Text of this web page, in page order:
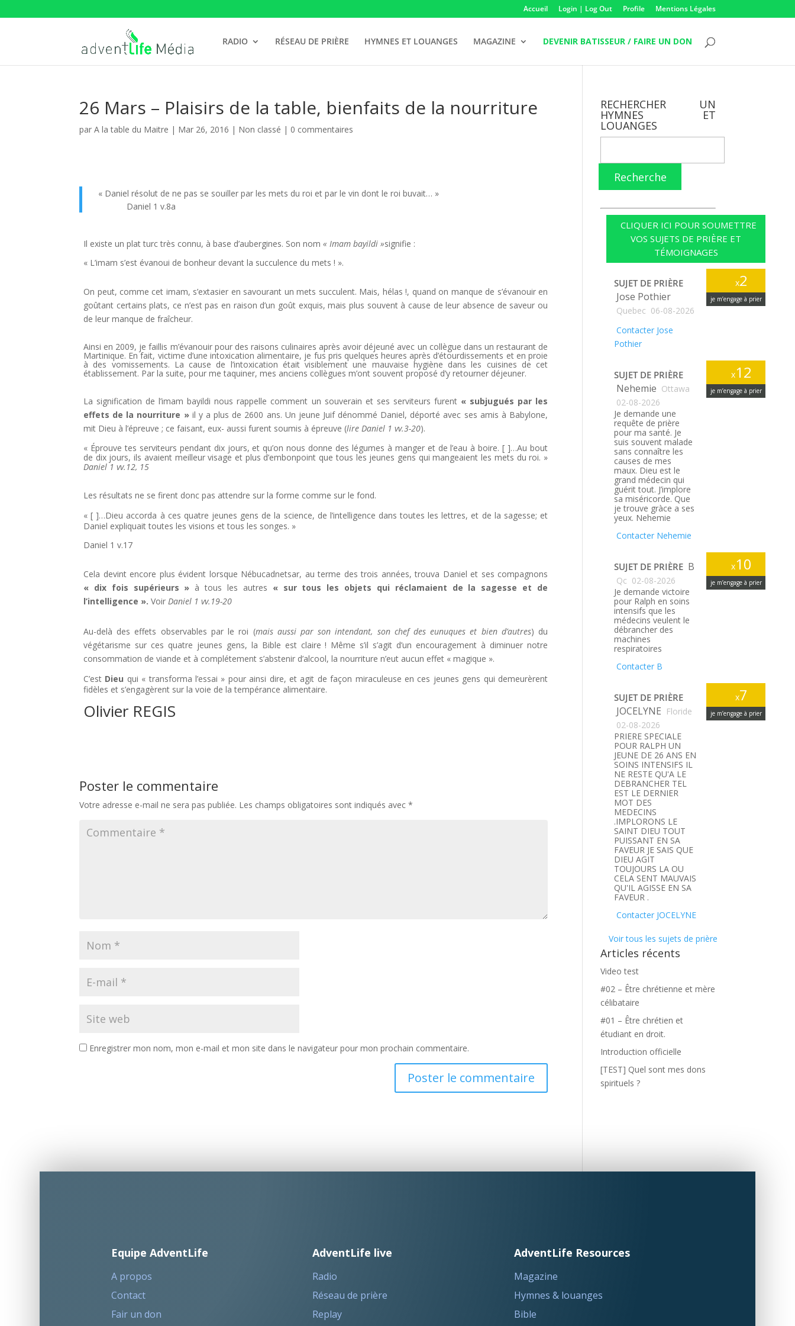
Accueil Login | Log Out Profile Mentions Légales
RADIO RÉSEAU DE PRIÈRE HYMNES ET LOUANGES MAGAZINE DEVENIR BATISSEUR / FAIRE UN DON
26 Mars – Plaisirs de la table, bienfaits de la nourriture
parA la table du Maitre | Mar 26, 2016 | Non classé | 0 commentaires
« Daniel résolut de ne pas se souiller par les mets du roi et par le vin dont le roi buvait… »
Daniel 1 v.8a
Il existe un plat turc très connu, à base d’aubergines. Son nom« Imam bayildi »signifie :
« L’imam s’est évanoui de bonheur devant la succulence du mets ! ».
On peut, comme cet imam, s’extasier en savourant un mets succulent. Mais, hélas !, quand on manque de s’évanouir en
goûtant certains plats, ce n’est pas en raison d’un goût exquis, mais plus souvent à cause de leur absence de saveur ou
de leur manque de fraîcheur.
Ainsi en 2009, je faillis m’évanouir pour des raisons culinaires après avoir déjeuné avec un collègue dans un restaurant de
Martinique. En fait, victime d’une intoxication alimentaire, je fus pris quelques heures après d’étourdissements et en proie
à des vomissements. La cause de l’intoxication était visiblement une mauvaise hygiène dans les cuisines de cet
établissement. Par la suite, pour me taquiner, mes anciens collègues m’ont souvent proposé d’y retourner déjeuner.
La signification de l’imam bayildi nous rappelle comment un souverain et ses serviteurs furent « subjugués par les
effets de la nourriture » il y a plus de 2600 ans. Un jeune Juif dénommé Daniel, déporté avec ses amis à Babylone,
mit Dieu à l’épreuve ; ce faisant, eux- aussi furent soumis à épreuve (lire Daniel 1 vv.3-20).
« Éprouve tes serviteurs pendant dix jours, et qu’on nous donne des légumes à manger et de l’eau à boire. [ ]…Au bout
de dix jours, ils avaient meilleur visage et plus d’embonpoint que tous les jeunes gens qui mangeaient les mets du roi. »
Daniel 1 vv.12, 15
Les résultats ne se firent donc pas attendre sur la forme comme sur le fond.
« [ ]…Dieu accorda à ces quatre jeunes gens de la science, de l’intelligence dans toutes les lettres, et de la sagesse; et
Daniel expliquait toutes les visions et tous les songes. »
Daniel 1 v.17
Cela devint encore plus évident lorsque Nébucadnetsar, au terme des trois années, trouva Daniel et ses compagnons
« dix fois supérieurs » à tous les autres « sur tous les objets qui réclamaient de la sagesse et de
l’intelligence ».VoirDaniel 1 vv.19-20
Au-delà des effets observables par le roi (mais aussi par son intendant, son chef des eunuques et bien d’autres) du
végétarisme sur ces quatre jeunes gens, la Bible est claire ! Même s’il s’agit d’un encouragement à diminuer notre
consommation de viande et à complétement s’abstenir d’alcool, la nourriture n’eut aucun effet « magique ».
C’est Dieu qui « transforma l’essai » pour ainsi dire, et agit de façon miraculeuse en ces jeunes gens qui demeurèrent
fidèles et s’engagèrent sur la voie de la tempérance alimentaire.
Olivier REGIS
Poster le commentaire
Votre adresse e-mail ne sera pas publiée. Les champs obligatoires sont indiqués avec*
Enregistrer mon nom, mon e-mail et mon site dans le navigateur pour mon prochain commentaire.
RECHERCHER UN
HYMNES ET
LOUANGES
Recherche
CLIQUER ICI POUR SOUMETTRE
VOS SUJETS DE PRIÈRE ET
TÉMOIGNAGES
x2
je m’engage à prier
SUJET DE PRIÈRE
Jose Pothier
Quebec 06-08-2026
Contacter Jose
Pothier
x12
je m’engage à prier
SUJET DE PRIÈRE
Nehemie Ottawa
02-08-2026
Je demande une
requête de prière
pour ma santé. Je
suis souvent malade
sans connaître les
causes de mes
maux. Dieu est le
grand médecin qui
guérit tout. J’implore
sa miséricorde. Que
je trouve gràce a ses
yeux. Nehemie
Contacter Nehemie
x10
je m’engage à prier
SUJET DE PRIÈRE B
Qc 02-08-2026
Je demande victoire
pour Ralph en soins
intensifs que les
médecins veulent le
débrancher des
machines
respiratoires
Contacter B
x7
je m’engage à prier
SUJET DE PRIÈRE
JOCELYNE Floride
02-08-2026
PRIERE SPECIALE
POUR RALPH UN
JEUNE DE 26 ANS EN
SOINS INTENSIFS IL
NE RESTE QU'A LE
DEBRANCHER TEL
EST LE DERNIER
MOT DES
MEDECINS
.IMPLORONS LE
SAINT DIEU TOUT
PUISSANT EN SA
FAVEUR JE SAIS QUE
DIEU AGIT
TOUJOURS LA OU
CELA SENT MAUVAIS
QU'IL AGISSE EN SA
FAVEUR .
Contacter JOCELYNE
Voir tous les sujets de prière
Articles récents
Video test
#02 – Être chrétienne et mère
célibataire
#01 – Être chrétien et
étudiant en droit.
Introduction officielle
[TEST] Quel sont mes dons
spirituels ?
Equipe AdventLife
A propos
Contact
Fair un don
AdventLife live
Radio
Réseau de prière
Replay
AdventLife Resources
Magazine
Hymnes & louanges
Bible